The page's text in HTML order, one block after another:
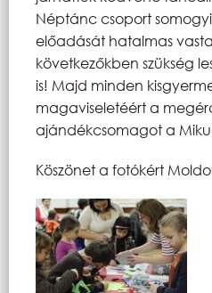
Néptánc csoport
előadását hatalmas
következőkben szükség
is! Majd minden
magaviseletéért a
ajándékcsomagot a
Köszönet a fotókért